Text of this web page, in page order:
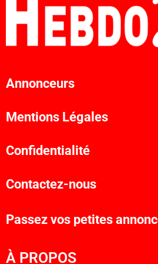
Annonceurs
Mentions Légales
Confidentialité
Contactez-nous
Passez vos petites
À PROPOS